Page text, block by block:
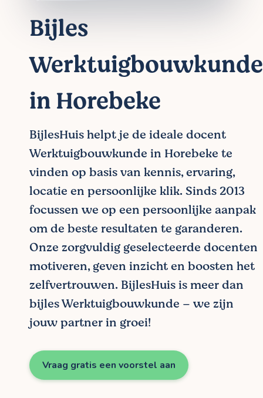
Bijles
Werktuigbouwkunde
in Horebeke
BijlesHuis helpt je de ideale docent
Werktuigbouwkunde in Horebeke te
vinden op basis van kennis, ervaring,
locatie en persoonlijke klik. Sinds 2013
focussen we op een persoonlijke aanpak
om de beste resultaten te garanderen.
Onze zorgvuldig geselecteerde docenten
motiveren, geven inzicht en boosten het
zelfvertrouwen. BijlesHuis is meer dan
bijles Werktuigbouwkunde – we zijn
jouw partner in groei!
Vraag gratis een voorstel aan